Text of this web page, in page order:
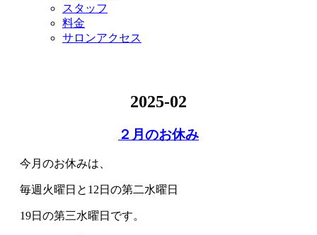
スタッフ
料金
サロンアクセス
2025-02
２月のお休み
今月のお休みは、
毎週火曜日と12日の第二水曜日
19日の第三水曜日です。